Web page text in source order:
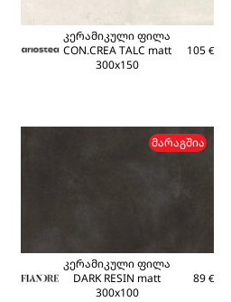
კერამიკული ფილა
CON.CREA TALC matt
300x150
105€
ᲛᲐᲠᲐᲒᲨᲘᲐ
კერამიკული ფილა
DARK RESIN matt
300x100
89€